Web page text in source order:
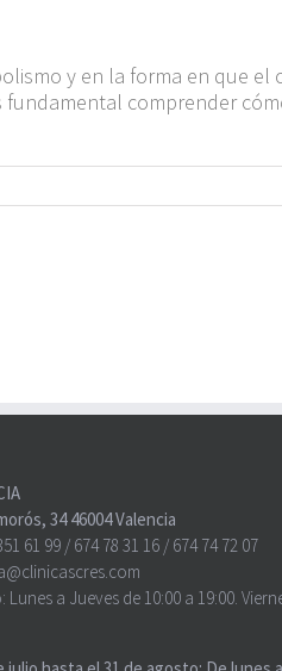
y en la forma en que el
fundamental comprender
34 46004 Valencia
61 99 / 674 78 31 16 / 674 74 72 07
Lunes a Jueves de 10:00 a 19:00.